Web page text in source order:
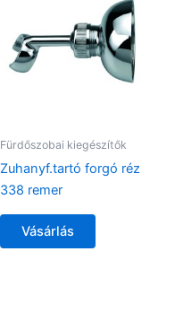
Fürdőszobai kiegészítők
Zuhanyf.tartó forgó réz
338 remer
Vásárlás